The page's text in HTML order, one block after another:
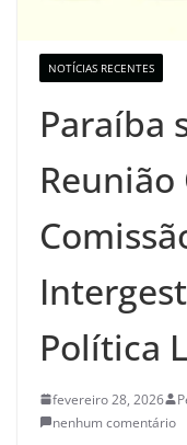
NOTÍCIAS RECENTES
Paraíba
Política
fevereiro 28, 2026
nenhum comentário